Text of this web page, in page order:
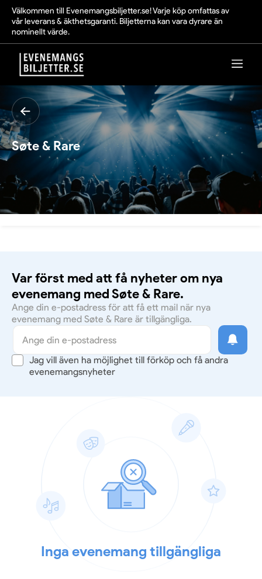
Välkommen till Evenemangsbiljetter.se! Varje köp omfattas av
vår leverans & äkthetsgaranti. Biljetterna kan vara dyrare än
nominellt värde.
Søte & Rare
Var först med att få nyheter om nya
evenemang med Søte & Rare.
Ange din e-postadress för att få ett mail när nya
evenemang med Søte & Rare är tillgängliga.
Jag vill även ha möjlighet till förköp och få andra
evenemangsnyheter
Inga evenemang tillgängliga